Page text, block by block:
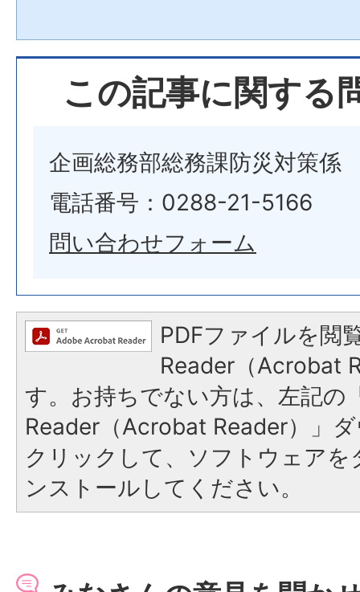
この記事に関する
企画総務部総務課防災対策係
電話番号：0288-21-5166
問い合わせフォーム
PDFファイルを閲
Reader（Acrobat
す。お持ちでない方は、左記の
Reader（Acrobat Reader）」
クリックして、ソフトウェア
ンストールしてください。